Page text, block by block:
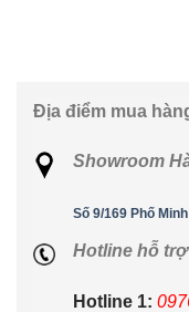
Địa điểm mua
Showroom
Số 9/169 Phố
Hotline hỗ trợ
Hotline 1: